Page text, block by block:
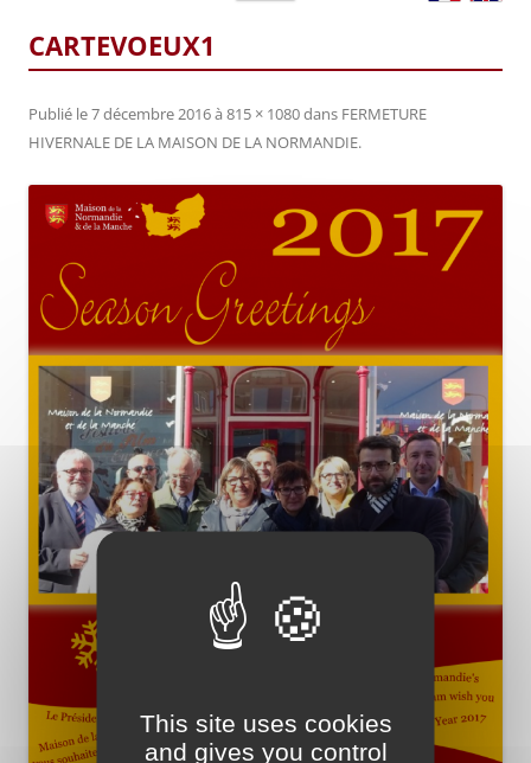
CARTEVOEUX1
Publié le7 décembre 2016à 815 × 1080dans FERMETURE
HIVERNALE DE LA MAISON DE LA NORMANDIE.
This site uses cookies
and gives you control